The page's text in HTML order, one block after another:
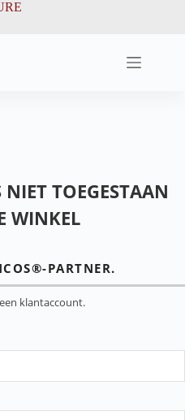
TOEGESTAAN
WINKEL
PARTNER.
klantaccount.